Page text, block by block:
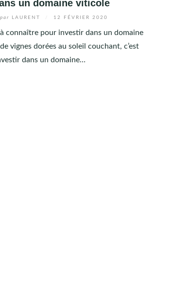
un domaine viticole
par LAURENT 12 FÉVRIER 2020
à connaître pour investir dans un domaine
vignes dorées au soleil couchant, c’est
dans un domaine…